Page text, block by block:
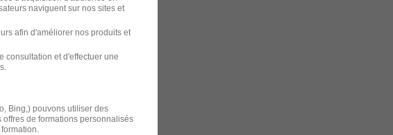
naviguent sur nos sites et
afin d'améliorer nos produits et
consultation et d'effectuer une
Bing,) pouvons utiliser des
de formations personnalisés